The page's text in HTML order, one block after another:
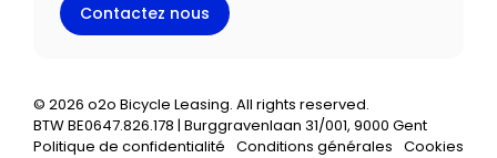
Contactez nous
© 2026 o2o Bicycle Leasing. All rights reserved.
BTW BE0647.826.178 | Burggravenlaan 31/001, 9000 Gent
Politique de confidentialité Conditions générales Cookies